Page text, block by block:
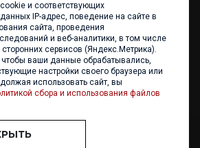
236017 Калининград,
Каштановая аллея, 47
+7 4012 960 898,
+7 4012 960 856
Написать нам
2013 - 2026. Все права защищены
и соответствующих
IP-адрес, поведение на сайте в
сайта, проведения
и веб-аналитики, в том числе
сервисов (Яндекс.Метрика).
чтобы ваши данные обрабатывались,
настройки своего браузера или
использовать сайт, вы
сбора и использования файлов